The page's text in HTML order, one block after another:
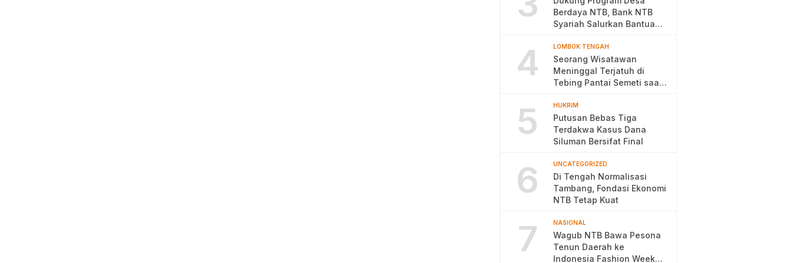
Berdaya NTB, Bank NTB
Syariah Salurkan Bantuan
4 LOMBOK TENGAH
Seorang Wisatawan
Meninggal Terjatuh di
Tebing Pantai Semeti saat
5 HUKRIM
Putusan Bebas Tiga
Terdakwa Kasus Dana
Siluman Bersifat Final
6 UNCATEGORIZED
Di Tengah Normalisasi
Tambang, Fondasi Ekonomi
NTB Tetap Kuat
7 NASIONAL
Wagub NTB Bawa Pesona
Tenun Daerah ke
Indonesia Fashion Week